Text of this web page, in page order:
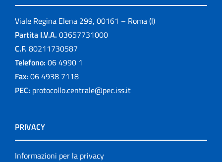
Viale Regina Elena 299, 00161 – Roma (I)
Partita I.V.A. 03657731000
C.F. 80211730587
Telefono: 06 4990 1
Fax: 06 4938 7118
PEC: protocollo.centrale@pec.iss.it
PRIVACY
Informazioni per la privacy